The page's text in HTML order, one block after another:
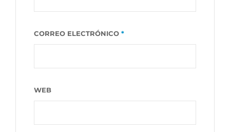
CORREO ELECTRÓNICO *
WEB